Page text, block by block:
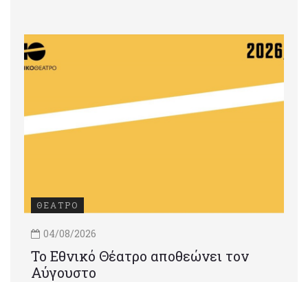
ΘΕΑΤΡΟ
04/08/2026
Το Εθνικό Θέατρο αποθεώνει τον
Αύγουστο